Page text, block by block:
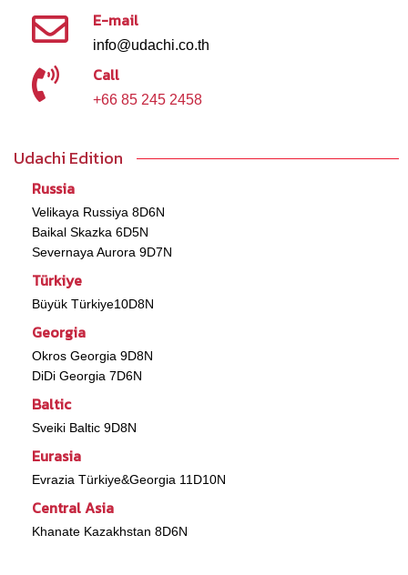
E-mail
info@udachi.co.th
Call
+66 85 245 2458
Udachi Edition
Russia
Velikaya Russiya 8D6N
Baikal Skazka 6D5N
Severnaya Aurora 9D7N
Türkiye
Büyük Türkiye10D8N
Georgia
Okros Georgia 9D8N
DiDi Georgia 7D6N
Baltic
Sveiki Baltic 9D8N
Eurasia
Evrazia Türkiye&Georgia 11D10N
Central Asia
Khanate Kazakhstan 8D6N